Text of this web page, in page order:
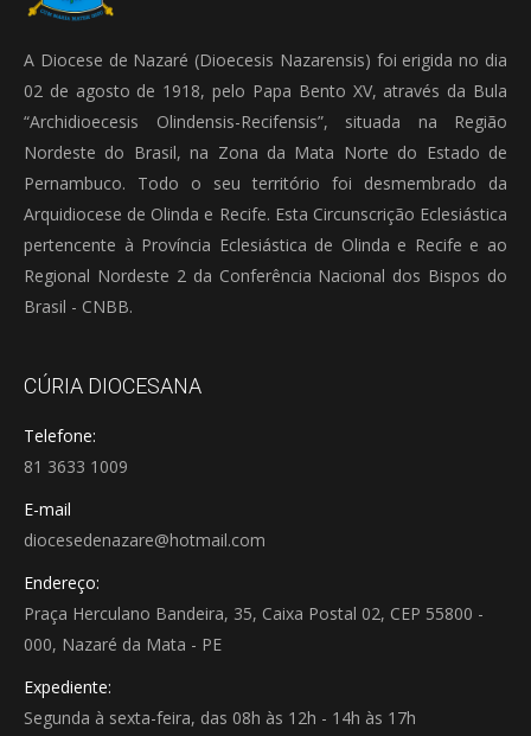
A Diocese de Nazaré (Dioecesis Nazarensis) foi erigida no dia
02 de agosto de 1918, pelo Papa Bento XV, através da Bula
“Archidioecesis Olindensis-Recifensis”, situada na Região
Nordeste do Brasil, na Zona da Mata Norte do Estado de
Pernambuco. Todo o seu território foi desmembrado da
Arquidiocese de Olinda e Recife. Esta Circunscrição Eclesiástica
pertencente à Província Eclesiástica de Olinda e Recife e ao
Regional Nordeste 2 da Conferência Nacional dos Bispos do
Brasil - CNBB.
CÚRIA DIOCESANA
Telefone:
81 3633 1009
E-mail
diocesedenazare@hotmail.com
Endereço:
Praça Herculano Bandeira, 35, Caixa Postal 02, CEP 55800 -
000, Nazaré da Mata - PE
Expediente:
Segunda à sexta-feira, das 08h às 12h - 14h às 17h